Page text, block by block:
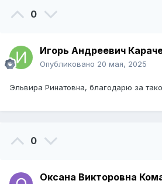
0
Игорь Андреевич
Опубликовано 20 мая, 2025
Эльвира Ринатовна, благодарю за
0
Оксана Викторовна